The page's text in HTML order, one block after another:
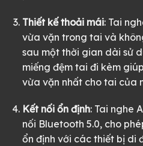
Thiết kế thoải mái: Tai
vừa vặn trong tai và
sau một thời gian dài sử
miếng đệm tai đi kèm
vừa vặn nhất cho tai của
Kết nối ổn định: Tai nghe
nối Bluetooth 5.0, cho
ổn định với các thiết bị di